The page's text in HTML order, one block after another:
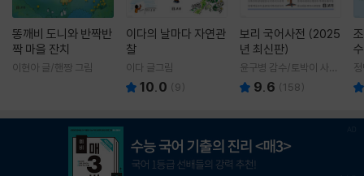
똥깨비 도니와 반짝반
짝 마을 잔치
이현아 글/핸짱 그림
이다의 날마다 자연관
찰
이다 글그림
10.0 (9)
보리 국어사전 (2025
년 최신판)
윤구병 감수/토박이 사전
편찬실 편
9.6 (158)